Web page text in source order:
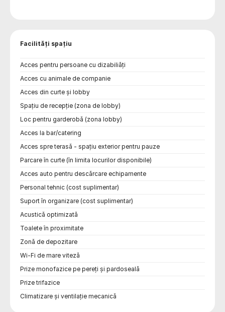
Facilități spațiu
Acces pentru persoane cu dizabiliăți
Acces cu animale de companie
Acces din curte și lobby
Spațiu de recepție (zona de lobby)
Loc pentru garderobă (zona lobby)
Acces la bar/catering
Acces spre terasă - spațiu exterior pentru pauze
Parcare în curte (în limita locurilor disponibile)
Acces auto pentru descărcare echipamente
Personal tehnic (cost suplimentar)
Suport în organizare (cost suplimentar)
Acustică optimizată
Toalete în proximitate
Zonă de depozitare
Wi-Fi de mare viteză
Prize monofazice pe pereți și pardoseală
Prize trifazice
Climatizare și ventilație mecanică